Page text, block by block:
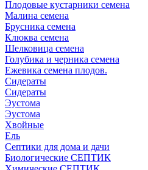
Плодовые кустарники семена
Малина семена
Брусника семена
Клюква семена
Шелковица семена
Голубика и черника семена
Ежевика семена плодов.
Сидераты
Сидераты
Эустома
Эустома
Хвойные
Ель
Септики для дома и дачи
Биологические СЕПТИК